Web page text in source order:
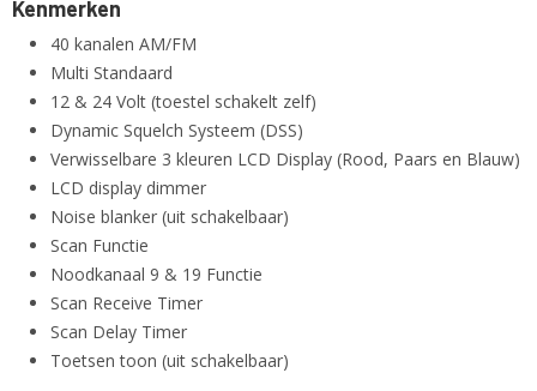
Kenmerken
40 kanalen AM/FM
Multi Standaard
12 & 24 Volt (toestel schakelt zelf)
Dynamic Squelch Systeem (DSS)
Verwisselbare 3 kleuren LCD Display (Rood, Paars en Blauw)
LCD display dimmer
Noise blanker (uit schakelbaar)
Scan Functie
Noodkanaal 9 & 19 Functie
Scan Receive Timer
Scan Delay Timer
Toetsen toon (uit schakelbaar)